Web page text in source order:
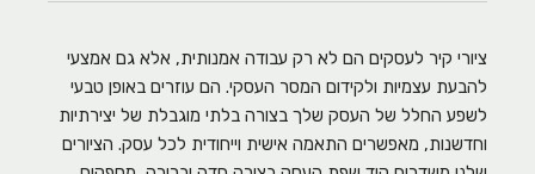
ציורי קיר לעסקים הם לא רק עבודה אמנותית, אלא גם אמצעי
להבעת עצמיות ולקידום המסר העסקי. הם עוזרים באופן טבעי
לשפע החלל של העסק שלך בצורה בלתי מוגבלת של יצירתיות
וחדשנות, מאפשרים התאמה אישית וייחודית לכל עסק. הציורים